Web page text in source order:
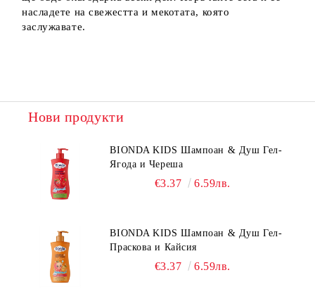
насладете на свежестта и мекотата, която
заслужавате.
Нови продукти
BIONDA KIDS Шампоан & Душ Гел-
Ягода и Череша
€3.37 6.59лв.
BIONDA KIDS Шампоан & Душ Гел-
Праскова и Кайсия
€3.37 6.59лв.